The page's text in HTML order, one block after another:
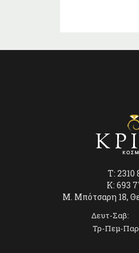
T: 2310
K: 693
Μ. Μπότσαρη 18,
Δευτ-Σαβ:
Τρ-Πεμ-Παρ: